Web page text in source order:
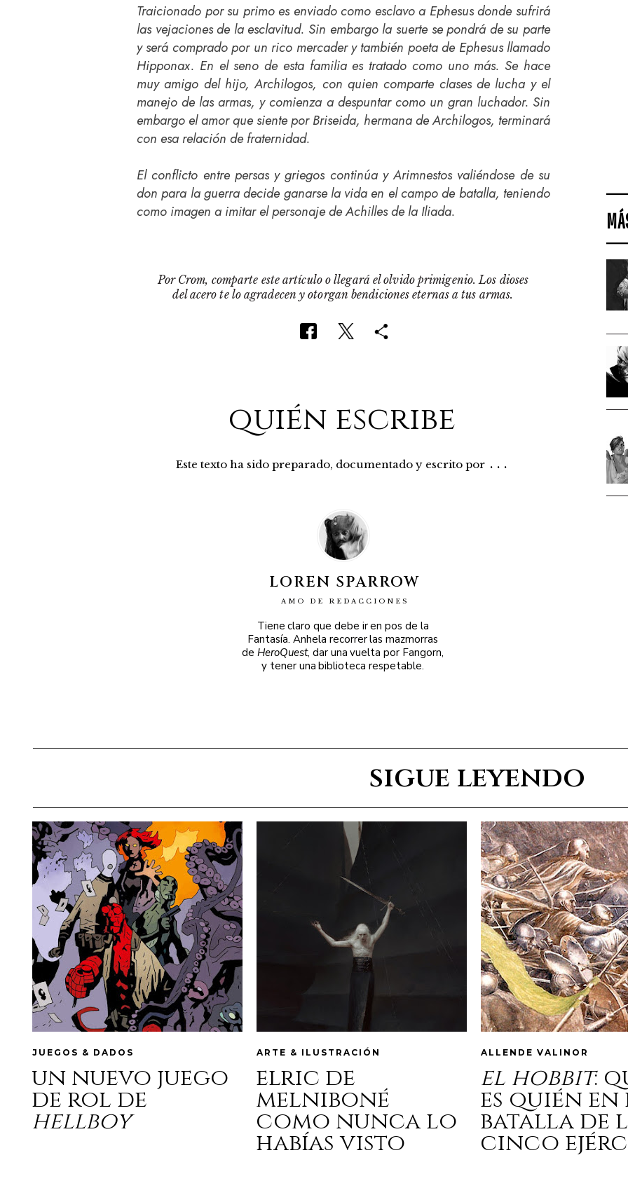
Traicionado por su primo es enviado como esclavo a Ephesus donde sufrirá
las vejaciones de la esclavitud. Sin embargo la suerte se pondrá de su parte
y será comprado por un rico mercader y también poeta de Ephesus llamado
Hipponax. En el seno de esta familia es tratado como uno más. Se hace
muy amigo del hijo, Archilogos, con quien comparte clases de lucha y el
manejo de las armas, y comienza a despuntar como un gran luchador. Sin
embargo el amor que siente por Briseida, hermana de Archilogos, terminará
con esa relación de fraternidad.
El conflicto entre persas y griegos continúa y Arimnestos valiéndose de su
don para la guerra decide ganarse la vida en el campo de batalla, teniendo
como imagen a imitar el personaje de Achilles de la Iliada.
Por Crom, comparte este artículo o llegará el olvido primigenio. Los dioses
del acero te lo agradecen y otorgan bendiciones eternas a tus armas.
quién escribe
Este texto ha sido preparado, documentado y escrito por ...
LOREN SPARROW
AMO DE REDACCIONES
Tiene claro que debe ir en pos de la
Fantasía. Anhela recorrer las mazmorras
de HeroQuest, dar una vuelta por Fangorn,
y tener una biblioteca respetable.
sigue leyendo
JUEGOS & DADOS
un nuevo juego
de rol de
hellboy
ARTE & ILUSTRACIÓN
elric de
melniboné
como nunca lo
habías visto
ALLENDE VALINOR
el hobbit:
es quién
batalla de
cinco